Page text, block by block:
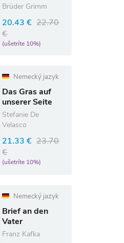
Brüder Grimm
20.43 € 22.70
€
(ušetríte 10%)
Nemecký jazyk
Das Gras auf
unserer Seite
Stefanie De
Velasco
21.33 € 23.70
€
(ušetríte 10%)
Nemecký jazyk
Brief an den
Vater
Franz Kafka